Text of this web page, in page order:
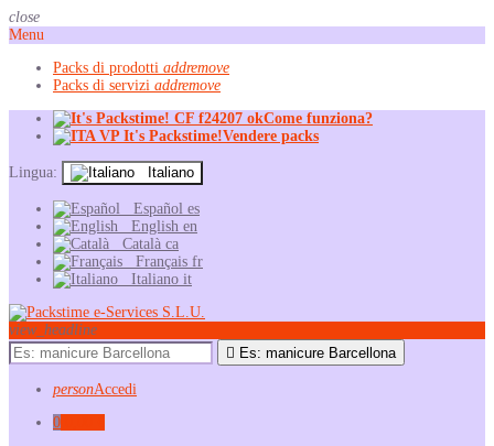
close
Menu
Packs di prodotti addremove
Packs di servizi addremove
Come funziona?
Vendere packs
Lingua: Italiano
Español es
English en
Català ca
Français fr
Italiano it
view_headline
 Es: manicure Barcellona
personAccedi
0